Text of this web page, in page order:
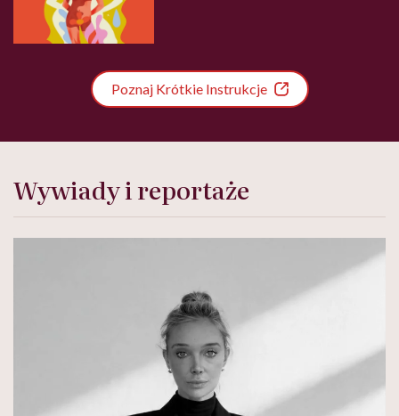
Poznaj Krótkie Instrukcje
Wywiady i reportaże